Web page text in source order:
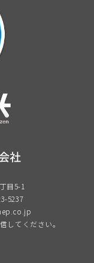
目5-1
5237
してください。